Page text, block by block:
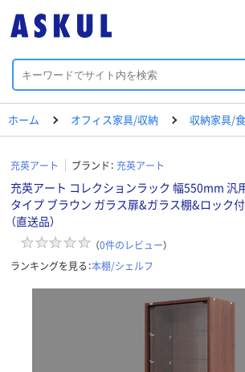
ホーム オフィス家具/収納 収納家具/
充英アート ブランド： 充英アート
充英アート コレクションラック 幅550mm 汎
タイプ ブラウン ガラス扉&ガラス棚&ロック
（直送品）
（0件のレビュー）
ランキングを見る：本棚/シェルフ